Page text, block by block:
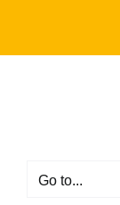
content
Go to...